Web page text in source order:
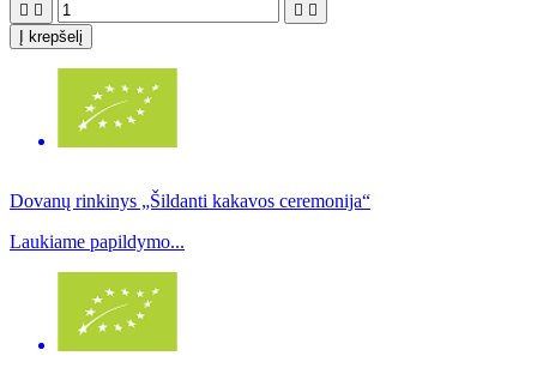
   
Į krepšelį
Dovanų rinkinys „Šildanti kakavos ceremonija“
Laukiame papildymo...